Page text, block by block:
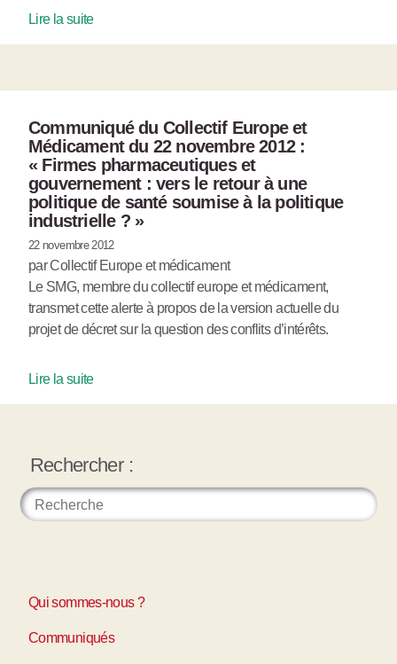
Lire la suite
Communiqué du Collectif Europe et
Médicament du 22 novembre 2012 :
« Firmes pharmaceutiques et
gouvernement : vers le retour à une
politique de santé soumise à la politique
industrielle ? »
22 novembre 2012
par Collectif Europe et médicament
Le SMG, membre du collectif europe et médicament,
transmet cette alerte à propos de la version actuelle du
projet de décret sur la question des conflits d’intérêts.
Lire la suite
Rechercher :
Qui sommes-nous ?
Communiqués